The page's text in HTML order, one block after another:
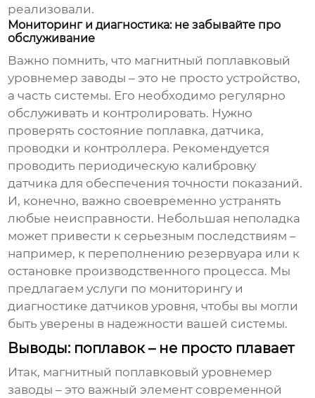
реализовали.
Мониторинг и диагностика: не забывайте про
обслуживание
Важно помнить, что магнитный поплавковый
уровнемер заводы – это не просто устройство,
а часть системы. Его необходимо регулярно
обслуживать и контролировать. Нужно
проверять состояние поплавка, датчика,
проводки и контроллера. Рекомендуется
проводить периодическую калибровку
датчика для обеспечения точности показаний.
И, конечно, важно своевременно устранять
любые неисправности. Небольшая неполадка
может привести к серьезным последствиям –
например, к переполнению резервуара или к
остановке производственного процесса. Мы
предлагаем услуги по мониторингу и
диагностике датчиков уровня, чтобы вы могли
быть уверены в надежности вашей системы.
Выводы: поплавок – не просто плавает
Итак, магнитный поплавковый уровнемер
заводы – это важный элемент современной